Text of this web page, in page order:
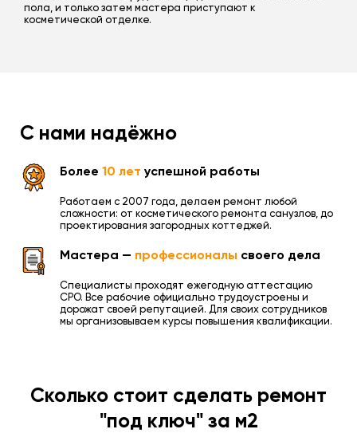
пола, и только затем мастера приступают к
косметической отделке.
С нами надёжно
Более 10 лет успешной работы
Работаем с 2007 года, делаем ремонт любой
сложности: от косметического ремонта санузлов, до
проектирования загородных коттеджей.
Мастера — профессионалы своего дела
Специалисты проходят ежегодную аттестацию
СРО. Все рабочие официально трудоустроены и
дорожат своей репутацией. Для своих сотрудников
мы организовываем курсы повышения квалификации.
Сколько стоит сделать ремонт
"под ключ" за м2